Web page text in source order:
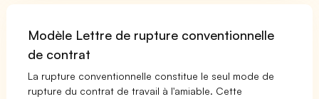
Modèle Lettre de rupture conventionnelle
de contrat
La rupture conventionnelle constitue le seul mode de
rupture du contrat de travail à l'amiable. Cette